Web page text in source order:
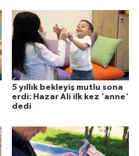
5 yıllık bekleyiş mutlu sona
erdi: Hazar Ali ilk kez 'anne'
dedi